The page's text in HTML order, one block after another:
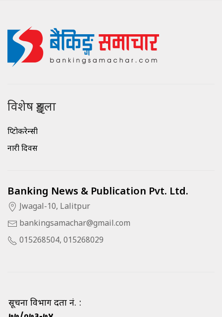
विशेष शृङ्खला
क्रिप्टोकरेन्सी
नारी दिवस
Banking News & Publication Pvt. Ltd.
Jwagal-10, Lalitpur
bankingsamachar@gmail.com
015268504, 015268029
सूचना विभाग दर्ता नं. :